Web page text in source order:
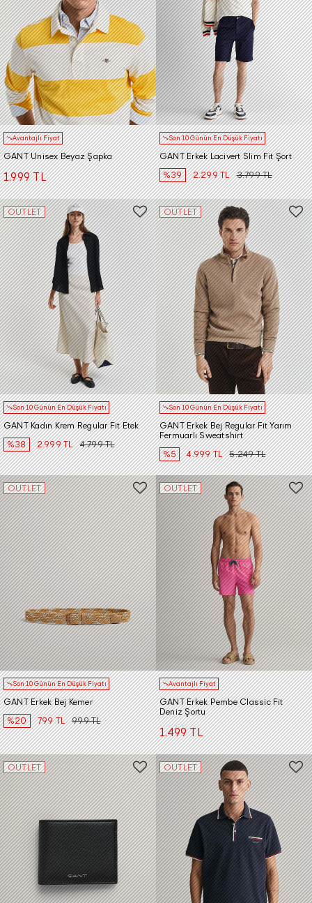
Avantajlı Fiyat
GANT Unisex Beyaz Şapka
1.999 TL
Son 10 Günün En Düşük Fiyatı
GANT Erkek Lacivert Slim Fit Şort
%39
2.299 TL 3.799 TL
OUTLET
Son 10 Günün En Düşük Fiyatı
GANT Kadın Krem Regular Fit Etek
%38
2.999 TL 4.799 TL
OUTLET
Son 10 Günün En Düşük Fiyatı
GANT Erkek Bej Regular Fit Yarım
Fermuarlı Sweatshirt
%5
4.999 TL 5.249 TL
OUTLET
Son 10 Günün En Düşük Fiyatı
GANT Erkek Bej Kemer
%20
799 TL 999 TL
OUTLET
Avantajlı Fiyat
GANT Erkek Pembe Classic Fit
Deniz Şortu
1.499 TL
OUTLET OUTLET